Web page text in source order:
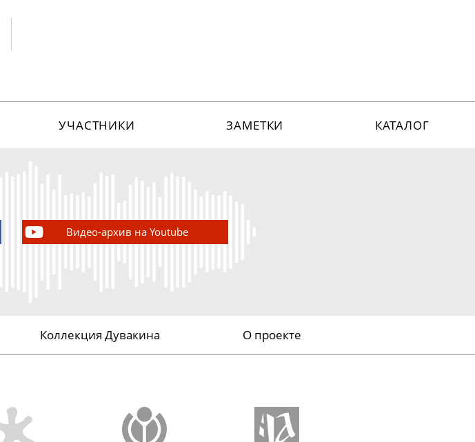
УЧАСТНИКИ ЗАМЕТКИ КАТАЛОГ
Видео-архив на Youtube
Коллекция Дувакина О проекте